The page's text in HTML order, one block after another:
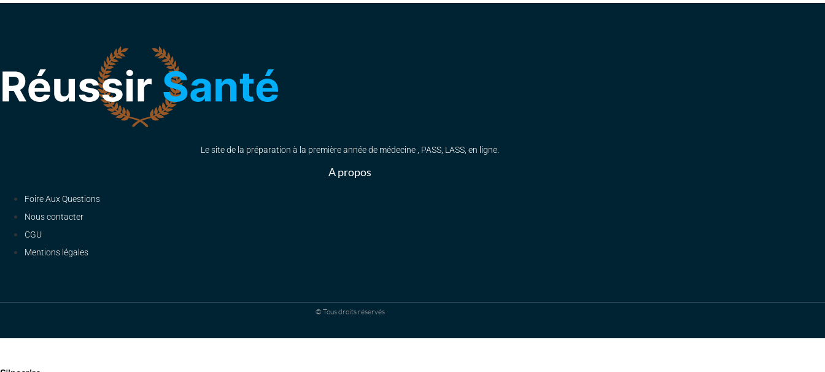
Le site de la préparation à la première année de médecine , PASS, LASS, en ligne.
A propos
Foire Aux Questions
Nous contacter
CGU
Mentions légales
© Tous droits réservés